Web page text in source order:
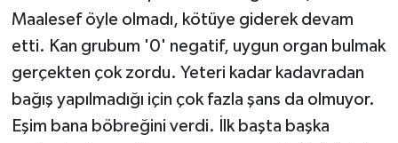
Maalesef öyle olmadı, kötüye giderek devam
etti. Kan grubum '0' negatif, uygun organ bulmak
gerçekten çok zordu. Yeteri kadar kadavradan
bağış yapılmadığı için çok fazla şans da olmuyor.
Eşim bana böbreğini verdi. İlk başta başka